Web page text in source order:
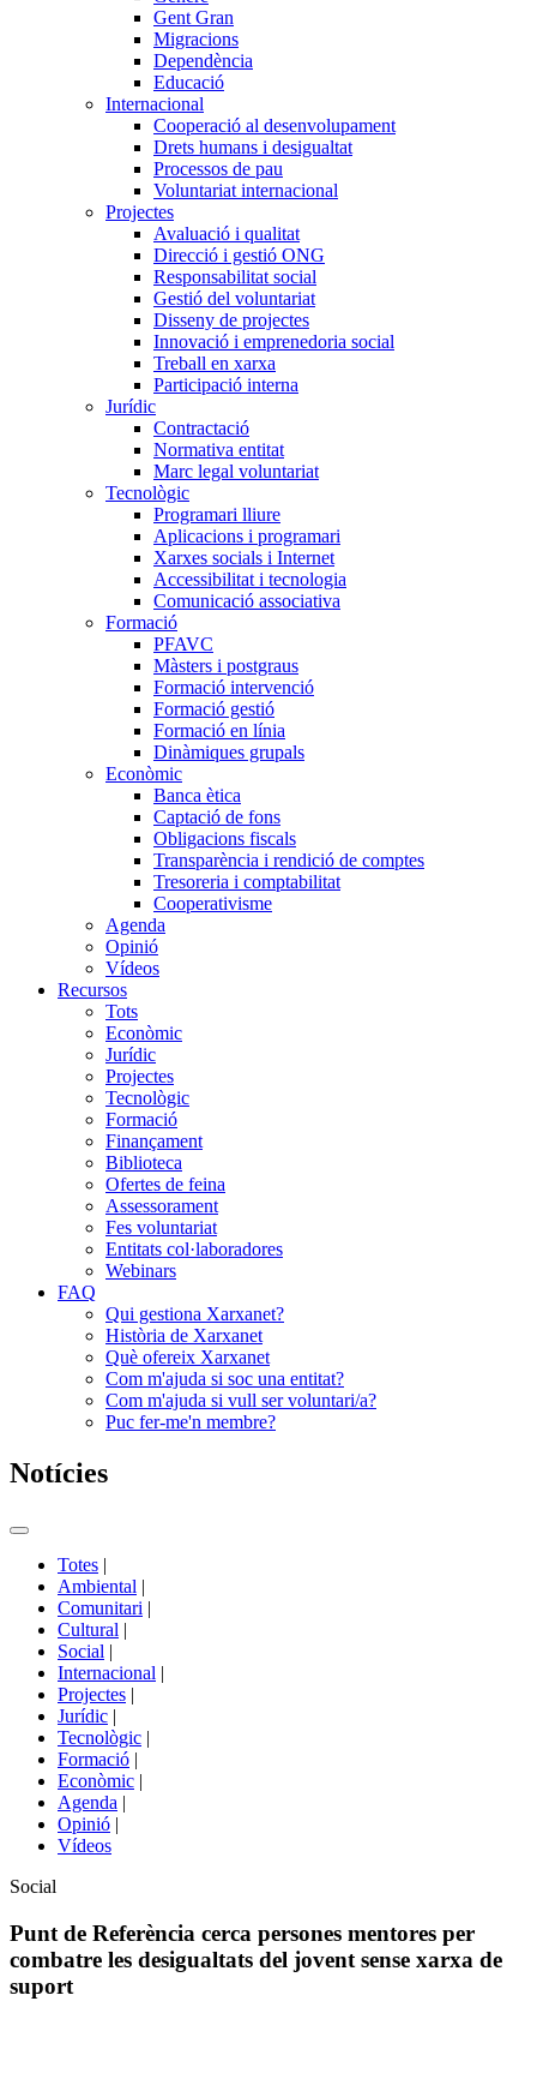
Gent Gran
Migracions
Dependència
Educació
Internacional
Cooperació al desenvolupament
Drets humans i desigualtat
Processos de pau
Voluntariat internacional
Projectes
Avaluació i qualitat
Direcció i gestió ONG
Responsabilitat social
Gestió del voluntariat
Disseny de projectes
Innovació i emprenedoria social
Treball en xarxa
Participació interna
Jurídic
Contractació
Normativa entitat
Marc legal voluntariat
Tecnològic
Programari lliure
Aplicacions i programari
Xarxes socials i Internet
Accessibilitat i tecnologia
Comunicació associativa
Formació
PFAVC
Màsters i postgraus
Formació intervenció
Formació gestió
Formació en línia
Dinàmiques grupals
Econòmic
Banca ètica
Captació de fons
Obligacions fiscals
Transparència i rendició de comptes
Tresoreria i comptabilitat
Cooperativisme
Agenda
Opinió
Vídeos
Recursos
Tots
Econòmic
Jurídic
Projectes
Tecnològic
Formació
Finançament
Biblioteca
Ofertes de feina
Assessorament
Fes voluntariat
Entitats col·laboradores
Webinars
FAQ
Qui gestiona Xarxanet?
Història de Xarxanet
Què ofereix Xarxanet
Com m'ajuda si soc una entitat?
Com m'ajuda si vull ser voluntari/a?
Puc fer-me'n membre?
Notícies
Commutador
portals
Totes |
Ambiental |
Comunitari |
Cultural |
Social |
Internacional |
Projectes |
Jurídic |
Tecnològic |
Formació |
Econòmic |
Agenda |
Opinió |
Vídeos
Àmbit
la
notícia
Social
Punt de Referència cerca persones mentores per
combatre les desigualtats del jovent sense xarxa de
suport